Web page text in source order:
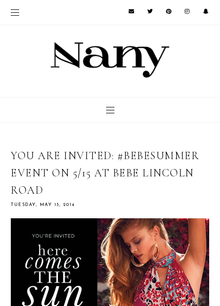
YOU ARE INVITED: #BEBESUMMER
EVENT ON 5/15 AT BEBE LINCOLN
ROAD
TUESDAY, MAY 13, 2014